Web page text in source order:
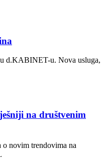
d.KABINET-u. Nova usluga,
na društvenim
novim trendovima na